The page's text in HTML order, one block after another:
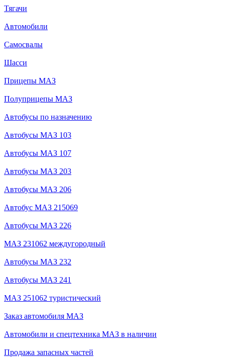
Тягачи
Автомобили
Самосвалы
Шасси
Прицепы МАЗ
Полуприцепы МАЗ
Автобусы по назначению
Автобусы МАЗ 103
Автобусы МАЗ 107
Автобусы МАЗ 203
Автобусы МАЗ 206
Автобус МАЗ 215069
Автобусы МАЗ 226
МАЗ 231062 междугородный
Автобусы МАЗ 232
Автобусы МАЗ 241
МАЗ 251062 туристический
Заказ автомобиля МАЗ
Автомобили и спецтехника МАЗ в наличии
Продажа запасных частей